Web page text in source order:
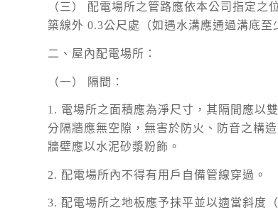
（三） 配電場所之管路應依本公司指定
築線外 0.3公尺處（如遇水溝應通過溝底至
二、屋內配電場所：
（一） 隔間：
1. 電場所之面積應為淨尺寸，其隔間應以
分隔牆應無空隙，無害於防火、防音之構
牆壁應以水泥砂漿粉飾。
2. 配電場所內不得有用戶自備管線穿過。
3. 配電場所之地板應予抹平並以適當斜度